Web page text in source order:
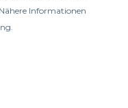
Informationen